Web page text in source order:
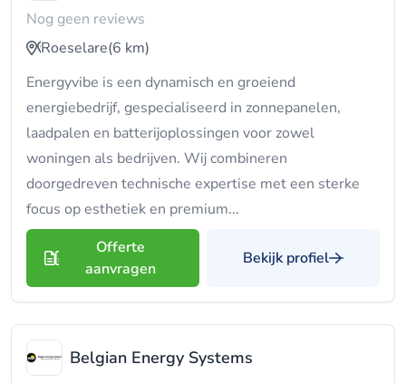
Nog geen reviews
Roeselare(6 km)
Energyvibe is een dynamisch en groeiend
energiebedrijf, gespecialiseerd in zonnepanelen,
laadpalen en batterijoplossingen voor zowel
woningen als bedrijven. Wij combineren
doorgedreven technische expertise met een sterke
focus op esthetiek en premium...
Offerte
aanvragen
Bekijk profiel
Belgian Energy Systems